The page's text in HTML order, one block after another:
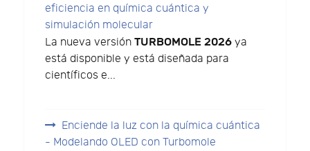
eficiencia en química cuántica y
simulación molecular
La nueva versiónTURBOMOLE 2026 ya
está disponible y está diseñada para
científicos e...
Enciende la luz con la química cuántica
- Modelando OLED con Turbomole